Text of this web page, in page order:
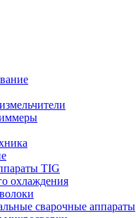
TIG
охлаждения
сварочные аппараты